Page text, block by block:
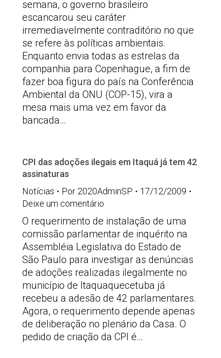
semana, o governo brasileiro
escancarou seu caráter
irremediavelmente contraditório no que
se refere às políticas ambientais.
Enquanto envia todas as estrelas da
companhia para Copenhague, a fim de
fazer boa figura do país na Conferência
Ambiental da ONU (COP-15), vira a
mesa mais uma vez em favor da
bancada…
CPI das adoções ilegais em Itaquá já tem 42
assinaturas
Notícias
Por 2020AdminSP
17/12/2009
Deixe um comentário
O requerimento de instalação de uma
comissão parlamentar de inquérito na
Assembléia Legislativa do Estado de
São Paulo para investigar as denúncias
de adoções realizadas ilegalmente no
município de Itaquaquecetuba já
recebeu a adesão de 42 parlamentares.
Agora, o requerimento depende apenas
de deliberação no plenário da Casa. O
pedido de criação da CPI é…